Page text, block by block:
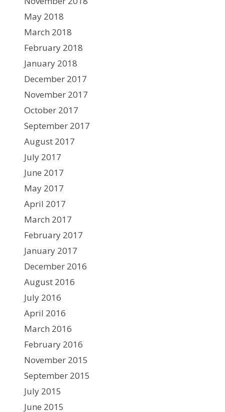
May 2018
March 2018
February 2018
January 2018
December 2017
November 2017
October 2017
September 2017
August 2017
July 2017
June 2017
May 2017
April 2017
March 2017
February 2017
January 2017
December 2016
August 2016
July 2016
April 2016
March 2016
February 2016
November 2015
September 2015
July 2015
June 2015